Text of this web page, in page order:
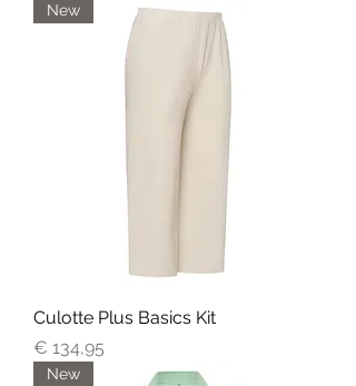
New
Culotte Plus Basics Kit
Prijs
€ 134,95
New